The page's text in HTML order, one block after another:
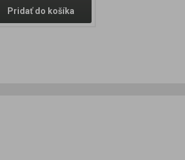
Pridať do košíka